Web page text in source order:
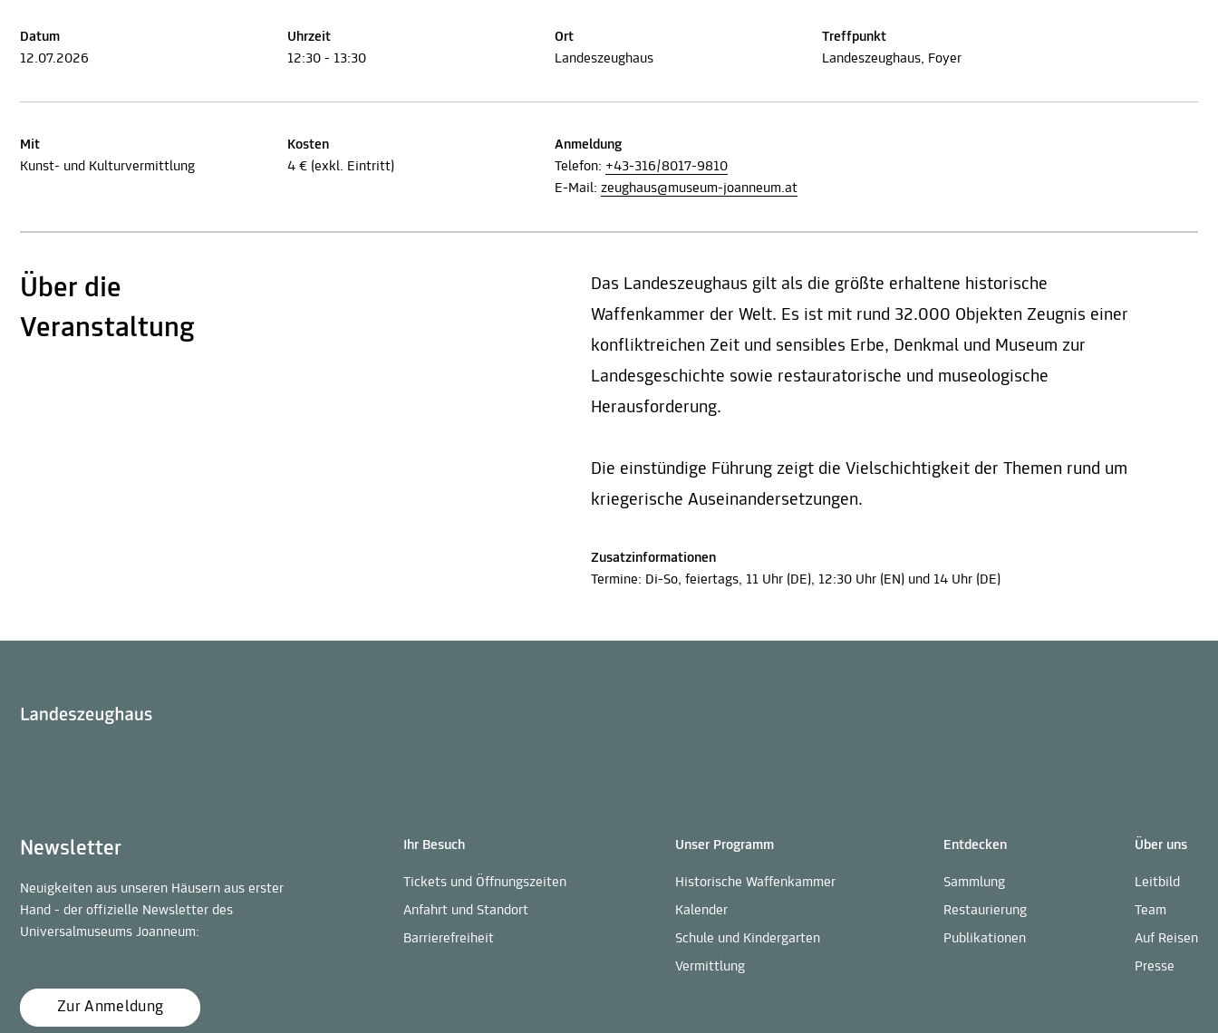
Datum
12.07.2026
Uhrzeit
12:30 - 13:30
Ort
Landeszeughaus
Treffpunkt
Landeszeughaus, Foyer
Mit
Kunst- und Kulturvermittlung
Kosten
4 € (exkl. Eintritt)
Anmeldung
Telefon: +43-316/8017-9810
E-Mail: zeughaus@museum-joanneum.at
Über die
Veranstaltung
Das Landeszeughaus gilt als die größte erhaltene historische
Waffenkammer der Welt. Es ist mit rund 32.000 Objekten Zeugnis einer
konfliktreichen Zeit und sensibles Erbe, Denkmal und Museum zur
Landesgeschichte sowie restauratorische und museologische
Herausforderung.
Die einstündige Führung zeigt die Vielschichtigkeit der Themen rund um
kriegerische Auseinandersetzungen.
Zusatzinformationen
Termine: Di-So, feiertags, 11 Uhr (DE), 12:30 Uhr (EN) und 14 Uhr (DE)
Newsletter
Neuigkeiten aus unseren Häusern aus erster
Hand - der offizielle Newsletter des
Universalmuseums Joanneum:
Zur Anmeldung
Ihr Besuch
Tickets und Öffnungszeiten
Anfahrt und Standort
Barrierefreiheit
Unser Programm
Historische Waffenkammer
Kalender
Schule und Kindergarten
Vermittlung
Entdecken
Sammlung
Restaurierung
Publikationen
Über uns
Leitbild
Team
Auf Reisen
Presse